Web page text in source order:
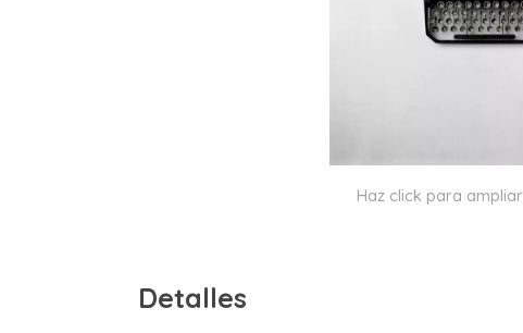
Haz click para
Detalles